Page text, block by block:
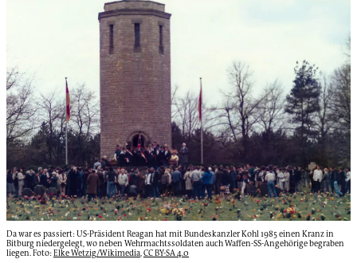
Da war es passiert: US-Präsident Reagan hat mit Bundeskanzler Kohl 1985 einen Kranz in
Bitburg niedergelegt, wo neben Wehrmachtssoldaten auch Waffen-SS-Angehörige begraben
liegen. Foto:Elke Wetzig/Wikimedia,CC BY-SA 4.0